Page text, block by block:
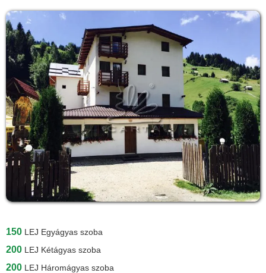
150 LEJ Egyágyas szoba
200 LEJ Kétágyas szoba
200 LEJ Háromágyas szoba